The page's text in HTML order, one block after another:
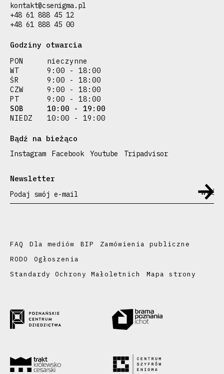
kontakt@csenigma.pl
+48 61 888 45 12
+48 61 888 45 00
Godziny otwarcia
PON
nieczynne
WT
9:00 - 18:00
ŚR
9:00 - 18:00
CZW
9:00 - 18:00
PT
9:00 - 18:00
SOB
10:00 - 19:00
NIEDZ
10:00 - 19:00
Bądź na bieżąco
Instagram Facebook Youtube Tripadvisor
Newsletter
Podaj swój e-mail
FAQ Dla mediów BIP
Zamówienia publiczne
RODO
Ogłoszenia
Standardy Ochrony Małoletnich
Mapa strony